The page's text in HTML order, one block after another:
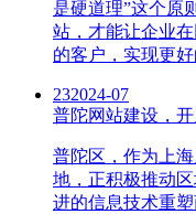
是硬道理”这个原
站，才能让企业
的客户，实现更好
232024-07
普陀网站建设，
普陀区，作为上
地，正积极推动
进的信息技术重